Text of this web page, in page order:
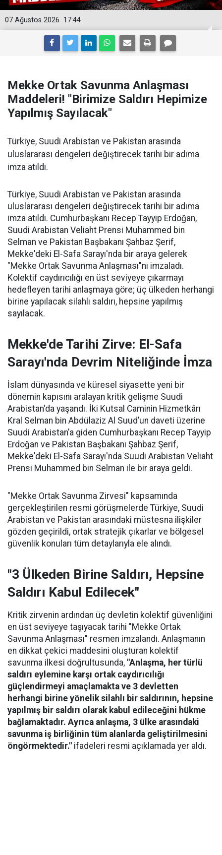
17:44
07 Ağustos 2026
Mekke Ortak Savunma Anlaşması
Maddeleri! "Birimize Saldırı Hepimize
Yapılmış Sayılacak"
Türkiye, Suudi Arabistan ve Pakistan arasında
uluslararası dengeleri değiştirecek tarihi bir adıma
imza atıldı.
Türkiye, Suudi Arabistan ve Pakistan arasında
uluslararası dengeleri değiştirecek tarihi bir adıma
imza atıldı. Cumhurbaşkanı Recep Tayyip Erdoğan,
Suudi Arabistan Veliaht Prensi Muhammed bin
Selman ve Pakistan Başbakanı Şahbaz Şerif,
Mekke'deki El-Safa Sarayı'nda bir araya gelerek
"Mekke Ortak Savunma Anlaşması"nı imzaladı.
Kolektif caydırıcılığı en üst seviyeye çıkarmayı
hedefleyen tarihi anlaşmaya göre; üç ülkeden herhangi
birine yapılacak silahlı saldırı, hepsine yapılmış
sayılacak.
Mekke'de Tarihi Zirve: El-Safa
Sarayı'nda Devrim Niteliğinde İmza
İslam dünyasında ve küresel siyasette yeni bir
dönemin kapısını aralayan kritik gelişme Suudi
Arabistan'da yaşandı. İki Kutsal Caminin Hizmetkârı
Kral Selman bin Abdülaziz Al Suud’un daveti üzerine
Suudi Arabistan’a giden Cumhurbaşkanı Recep Tayyip
Erdoğan ve Pakistan Başbakanı Şahbaz Şerif,
Mekke'deki El-Safa Sarayı'nda Suudi Arabistan Veliaht
Prensi Muhammed bin Selman ile bir araya geldi.
"Mekke Ortak Savunma Zirvesi" kapsamında
gerçekleştirilen resmi görüşmelerde Türkiye, Suudi
Arabistan ve Pakistan arasındaki müstesna ilişkiler
gözden geçirildi, ortak stratejik çıkarlar ve bölgesel
güvenlik konuları tüm detaylarıyla ele alındı.
"3 Ülkeden Birine Saldırı, Hepsine
Saldırı Kabul Edilecek"
Kritik zirvenin ardından üç devletin kolektif güvenliğini
en üst seviyeye taşıyacak tarihi "Mekke Ortak
Savunma Anlaşması" resmen imzalandı. Anlaşmanın
en dikkat çekici maddesini oluşturan kolektif
savunma ilkesi doğrultusunda, "Anlaşma, her türlü
saldırı eylemine karşı ortak caydırıcılığı
güçlendirmeyi amaçlamakta ve 3 devletten
herhangi birine yönelik silahlı bir saldırının, hepsine
yapılmış bir saldırı olarak kabul edileceğini hükme
bağlamaktadır. Ayrıca anlaşma, 3 ülke arasındaki
savunma iş birliğinin tüm alanlarda geliştirilmesini
öngörmektedir." ifadeleri resmi açıklamada yer aldı.